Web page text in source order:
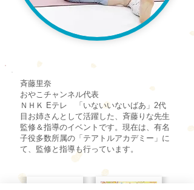
斉藤里奈
おやこチャンネル代表
ＮＨＫ Eテレ 「いないいないばあ」2代
目お姉さんとして活躍した、斉藤りな先生
監修＆指導のイベントです。現在は、有名
子役多数所属の「テアトルアカデミー」に
て、監修と指導も行っています。